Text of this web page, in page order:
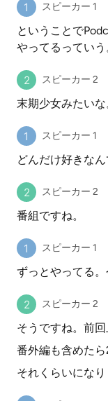
スピーカー 1
ということで
やってるっていう
スピーカー 2
末期少女みたいな
スピーカー 1
どんだけ好きなん
スピーカー 2
番組ですね。
スピーカー 1
ずっとやってる
スピーカー 2
そうですね。前回
番外編も含めたら
それくらいになり